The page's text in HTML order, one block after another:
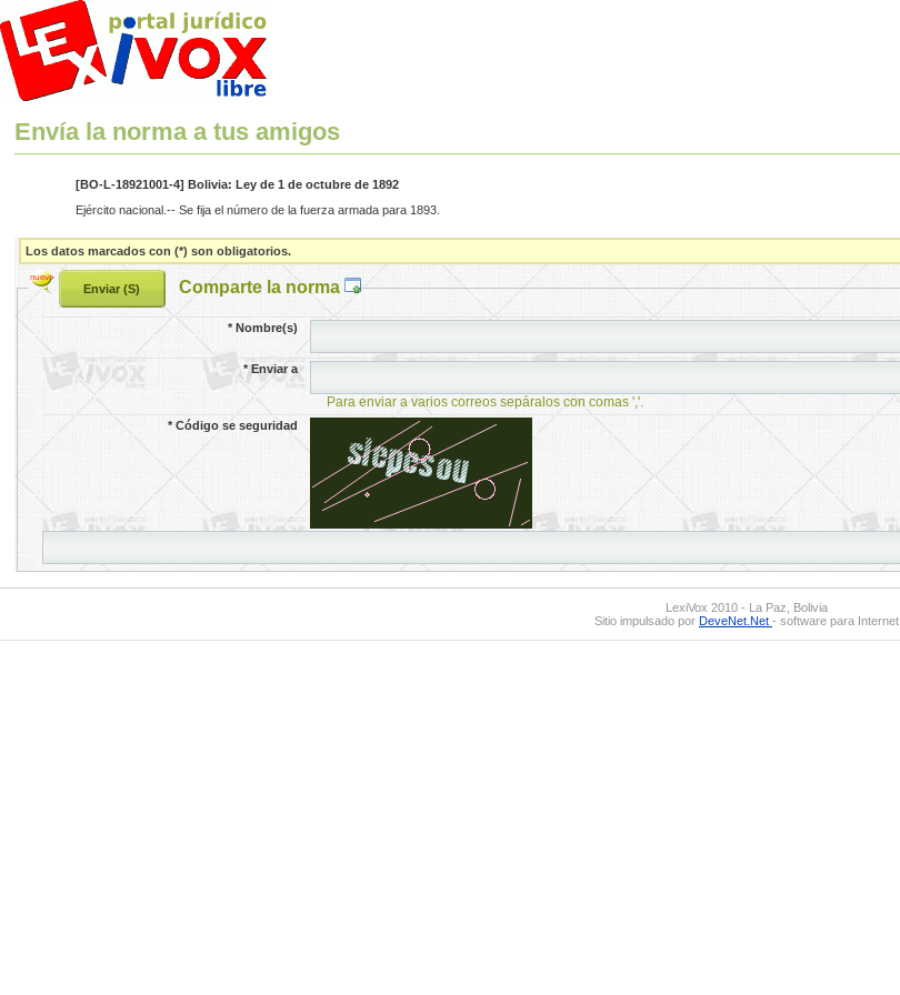
Envía la norma a tus amigos
[BO-L-18921001-4] Bolivia: Ley de 1 de octubre de 1892
Ejército nacional.-- Se fija el número de la fuerza armada para 1893.
Los datos marcados con (*) son obligatorios.
Comparte la norma
*Nombre(s)
*Enviar a
Para enviar a varios correos sepáralos con comas ','.
*Código se seguridad
LexiVox 2010 - La Paz, Bolivia
Sitio impulsado por DeveNet.Net - software para Internet